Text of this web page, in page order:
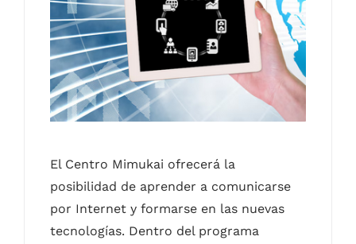
Castellano
El Centro Mimukai ofrecerá la
posibilidad de aprender a comunicarse
por Internet y formarse en las nuevas
tecnologías. Dentro del programa